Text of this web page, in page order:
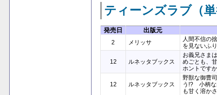
ティーンズラブ（
発売日 出版元
2 メリッサ
人間不信の
を見ないふり
12 ルネッタブックス
お義兄さま
めごとも、
ホントです
12 ルネッタブックス
野獣な御曹
う!? 小柄な
も甘く溶か